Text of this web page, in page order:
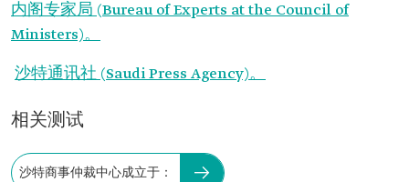
内阁专家局 (Bureau of Experts at the Council of
Ministers)。
沙特通讯社 (Saudi Press Agency)。
相关测试
沙特商事仲裁中心成立于：